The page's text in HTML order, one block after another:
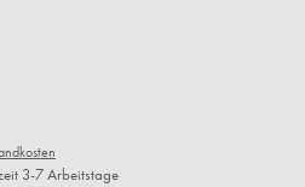
3-7 Arbeitstage